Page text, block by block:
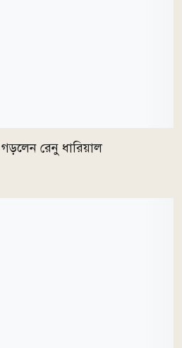
গড়লেন রেনু ধারিয়াল